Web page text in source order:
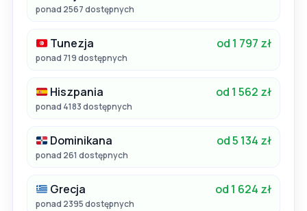
ponad 2567 dostępnych
Tunezja od 1 797 zł
ponad 719 dostępnych
Hiszpania od 1 562 zł
ponad 4183 dostępnych
Dominikana od 5 134 zł
ponad 261 dostępnych
Grecja od 1 624 zł
ponad 2395 dostępnych